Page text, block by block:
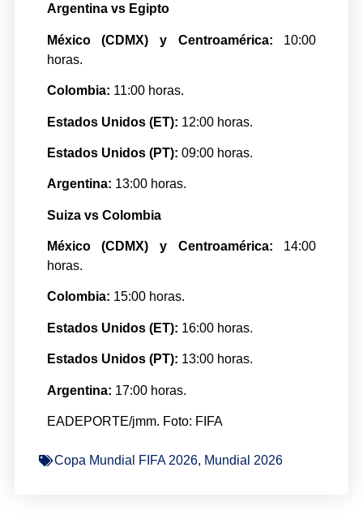
Argentina vs Egipto
México (CDMX) y Centroamérica: 10:00
horas.
Colombia: 11:00 horas.
Estados Unidos (ET): 12:00 horas.
Estados Unidos (PT): 09:00 horas.
Argentina: 13:00 horas.
Suiza vs Colombia
México (CDMX) y Centroamérica: 14:00
horas.
Colombia: 15:00 horas.
Estados Unidos (ET): 16:00 horas.
Estados Unidos (PT): 13:00 horas.
Argentina: 17:00 horas.
EADEPORTE/jmm. Foto: FIFA
Copa Mundial FIFA 2026, Mundial 2026